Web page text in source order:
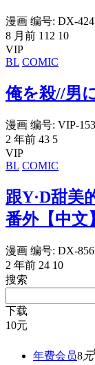
漫画 编号: DX-
8 月前 112 10
VIP
BL COMIC
俺を殺//男
漫画 编号: VIP-
2 年前 43 5
VIP
BL COMIC
跟Y·D甜美
番外【中文】
漫画 编号: DX-
2 年前 24 10
搜索
下载
10元
年费会员8元